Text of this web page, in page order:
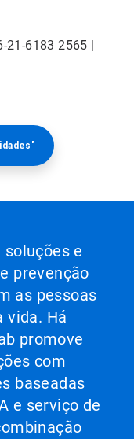
21-6183 2565 |
e
prevenção
as pessoas
vida. Há
promove
com
baseadas
e serviço de